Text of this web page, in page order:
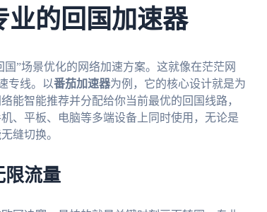
业的回国加速器
”场景优化的网络加速方案。这就像在茫茫网
专线。以番茄加速器为例，它的核心设计就是为
能智能推荐并分配给你当前最优的回国线路，
、平板、电脑等多端设备上同时使用，无论是
缝切换。
限流量